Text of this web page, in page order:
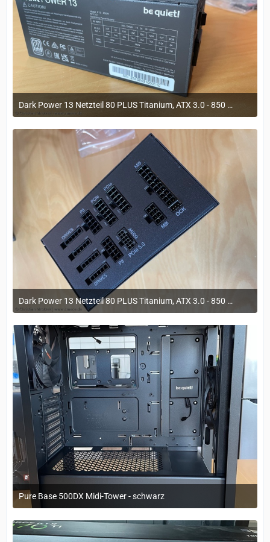
Dark Power 13 Netzteil 80 PLUS Titanium, ATX 3.0 - 850 Watt
29. März 2023 um 11:20
Dark Power 13 Netzteil 80 PLUS Titanium, ATX 3.0 - 850 Watt
29. März 2023 um 11:20
Pure Base 500DX Midi-Tower - schwarz
29. März 2023 um 11:20